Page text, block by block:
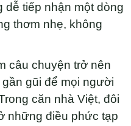
dễ tiếp nhận một dòng
thơm nhẹ, không
câu chuyện trở nên
gũi để mọi người
căn nhà Việt, đôi
những điều phức tạp